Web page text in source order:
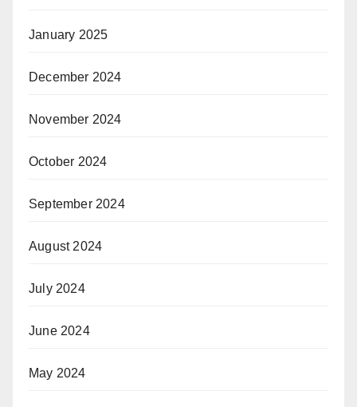
January 2025
December 2024
November 2024
October 2024
September 2024
August 2024
July 2024
June 2024
May 2024